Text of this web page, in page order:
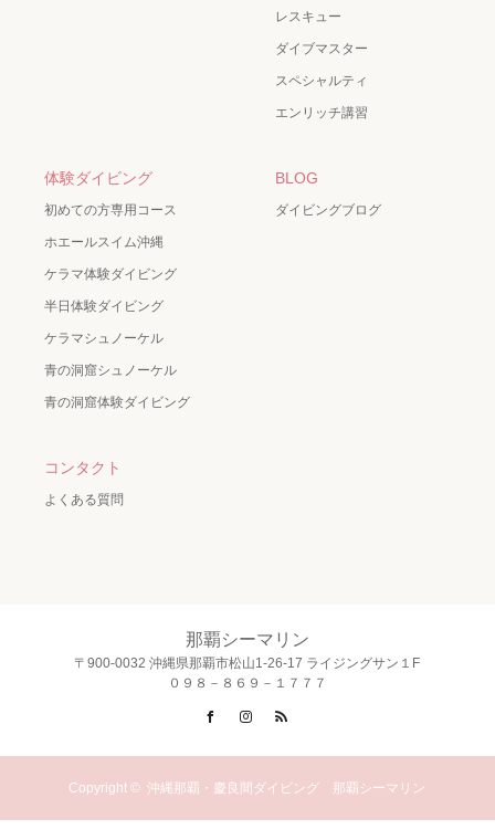
レスキュー
ダイブマスター
スペシャルティ
エンリッチ講習
体験ダイビング
初めての方専用コース
ホエールスイム沖縄
ケラマ体験ダイビング
半日体験ダイビング
ケラマシュノーケル
青の洞窟シュノーケル
青の洞窟体験ダイビング
BLOG
ダイビングブログ
コンタクト
よくある質問
那覇シーマリン
〒900-0032 沖縄県那覇市松山1-26-17 ライジングサン１F
０９８－８６９－１７７７
FacebookInstagram
Copyright ©沖縄那覇・慶良間ダイビング 那覇シーマリン